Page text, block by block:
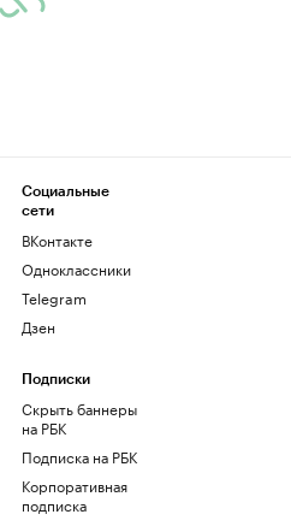
Социальные
сети
ВКонтакте
Одноклассники
Telegram
Дзен
Подписки
Скрыть баннеры
на РБК
Подписка на РБК
Корпоративная
подписка